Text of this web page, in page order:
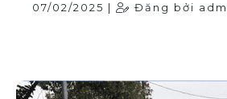
07/02/2025 | Đăng bởi